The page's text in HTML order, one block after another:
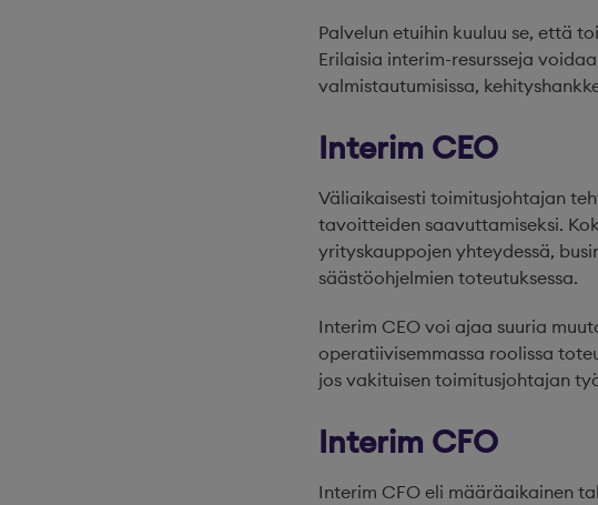
Palvelun etuihin kuuluu se, että
Erilaisia interim-resursseja
valmistautumisissa,
Interim CEO
Väliaikaisesti toimitusjohtajan
tavoitteiden saavuttamiseksi.
yrityskauppojen yhteydessä,
säästöohjelmien toteutuksessa.
Interim CEO voi ajaa suuria
operatiivisemmassa roolissa
jos vakituisen toimitusjohtajan
Interim CFO
Interim CFO eli määräaikainen